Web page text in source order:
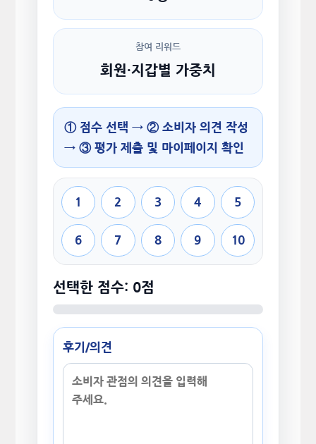
참여 리워드
회원·지갑별 가중치
① 점수 선택 → ② 소비자 의견 작성
→ ③ 평가 제출 및 마이페이지 확인
1 2 3 4 5
6 7 8 9 10
선택한 점수: 0점
후기/의견